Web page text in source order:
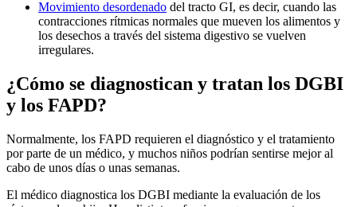
Movimiento desordenado del tracto GI, es decir, cuando las
contracciones rítmicas normales que mueven los alimentos y
los desechos a través del sistema digestivo se vuelven
irregulares.
¿Cómo se diagnostican y tratan los DGBI
y los FAPD?
Normalmente, los FAPD requieren el diagnóstico y el tratamiento
por parte de un médico, y muchos niños podrían sentirse mejor al
cabo de unos días o unas semanas.
El médico diagnostica los DGBI mediante la evaluación de los